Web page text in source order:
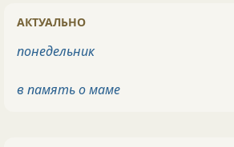
АКТУАЛЬНО
понедельник
в память о маме